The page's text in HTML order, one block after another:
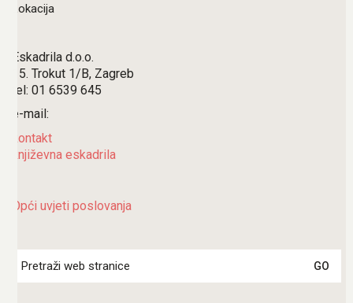
Lokacija
Eskadrila d.o.o.
15. Trokut 1/B, Zagreb
tel: 01 6539 645
e-mail:
kontakt
književna eskadrila
Opći uvjeti poslovanja
for: